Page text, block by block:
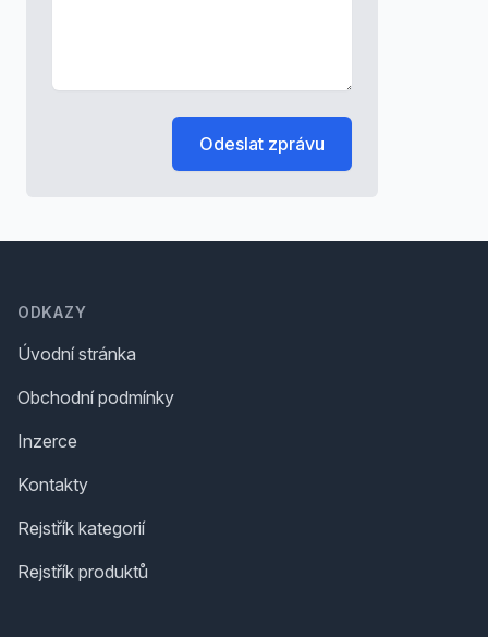
Odeslat zprávu
ODKAZY
Úvodní stránka
Obchodní podmínky
Inzerce
Kontakty
Rejstřík kategorií
Rejstřík produktů